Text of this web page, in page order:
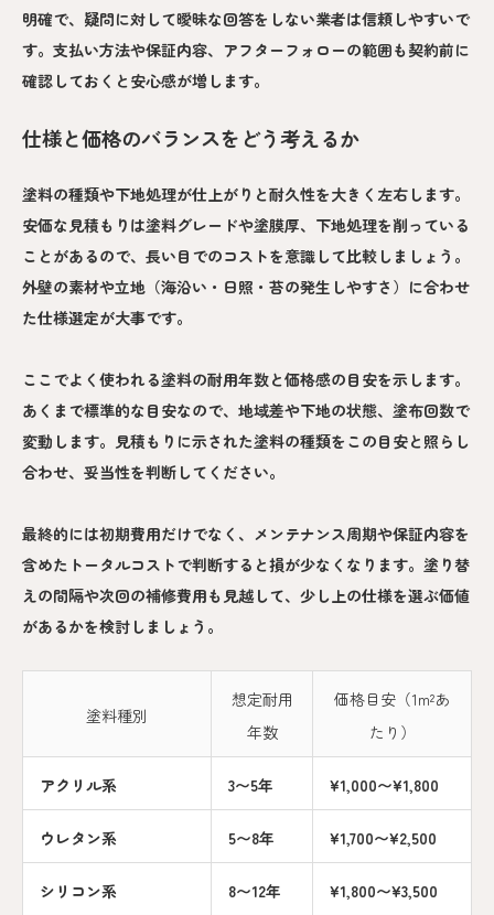
明確で、疑問に対して曖昧な回答をしない業者は信頼しやすいで
す。支払い方法や保証内容、アフターフォローの範囲も契約前に
確認しておくと安心感が増します。
仕様と価格のバランスをどう考えるか
塗料の種類や下地処理が仕上がりと耐久性を大きく左右します。
安価な見積もりは塗料グレードや塗膜厚、下地処理を削っている
ことがあるので、長い目でのコストを意識して比較しましょう。
外壁の素材や立地（海沿い・日照・苔の発生しやすさ）に合わせ
た仕様選定が大事です。
ここでよく使われる塗料の耐用年数と価格感の目安を示します。
あくまで標準的な目安なので、地域差や下地の状態、塗布回数で
変動します。見積もりに示された塗料の種類をこの目安と照らし
合わせ、妥当性を判断してください。
最終的には初期費用だけでなく、メンテナンス周期や保証内容を
含めたトータルコストで判断すると損が少なくなります。塗り替
えの間隔や次回の補修費用も見越して、少し上の仕様を選ぶ価値
があるかを検討しましょう。
塗料種別
想定耐用
年数
価格目安（1m²あ
たり）
アクリル系 3〜5年 ¥1,000〜¥1,800
ウレタン系 5〜8年 ¥1,700〜¥2,500
シリコン系 8〜12年 ¥1,800〜¥3,500